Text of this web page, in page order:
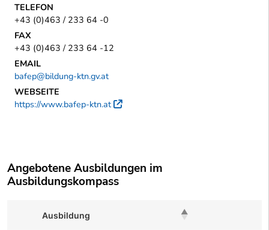
TELEFON
+43 (0)463 / 233 64 -0
FAX
+43 (0)463 / 233 64 -12
EMAIL
bafep@bildung-ktn.gv.at
WEBSEITE
https://www.bafep-ktn.at
Externer Link
Angebotene Ausbildungen im
Ausbildungskompass
Ausbildung